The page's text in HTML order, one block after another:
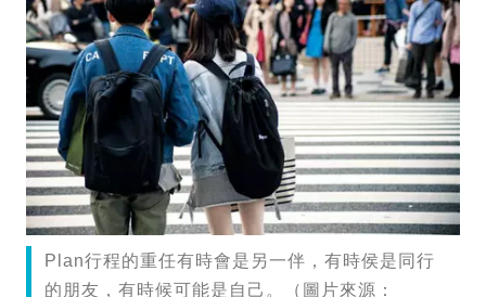
Plan行程的重任有時會是另一伴，有時侯是同行
的朋友，有時候可能是自己。（圖片來源：